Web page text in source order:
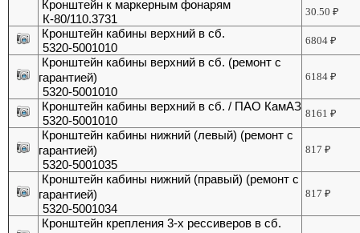
Кронштейн к маркерным фонарям
К-80/110.3731
30.50₽
Кронштейн кабины верхний в сб.
5320-5001010
6804₽
Кронштейн кабины верхний в сб. (ремонт с
гарантией)
5320-5001010
6184₽
Кронштейн кабины верхний в сб. / ПАО КамАЗ
5320-5001010
8161₽
Кронштейн кабины нижний (левый) (ремонт с
гарантией)
5320-5001035
817₽
Кронштейн кабины нижний (правый) (ремонт с
гарантией)
5320-5001034
817₽
Кронштейн крепления 3-х рессиверов в сб.